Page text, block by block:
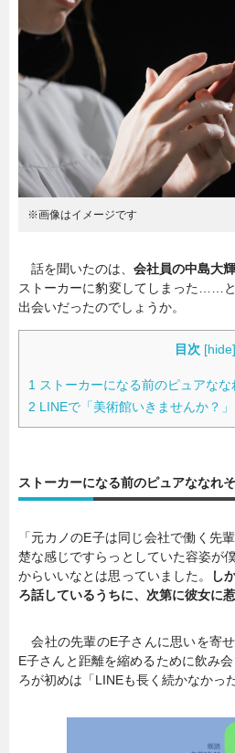
暮らし
連載一覧
※画像はイメージです
話を聞いたのは、 会社員の中島大
ストーカーに豹変してしまった……
出会いだったのでしょうか。
目次 [hide]
1 ストーカーになる前のピュアなな
2 LINEで「美術館いきませんか？」
ストーカーになる前のピュアななれ
「元カノのE子は同じ会社で働く先
楚な感じですらっとしていた容姿が
からいいなとは思っていました。
し
ろ話しているうちに、次第に彼女に
会社の先輩のE子さんに思いを寄せ
E子さんと距離を縮めるために飲み
ろが初めは「LINEも長く続かなかっ